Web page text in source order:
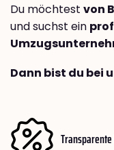
Du möchtest von
und suchst ein
Dann bist du bei